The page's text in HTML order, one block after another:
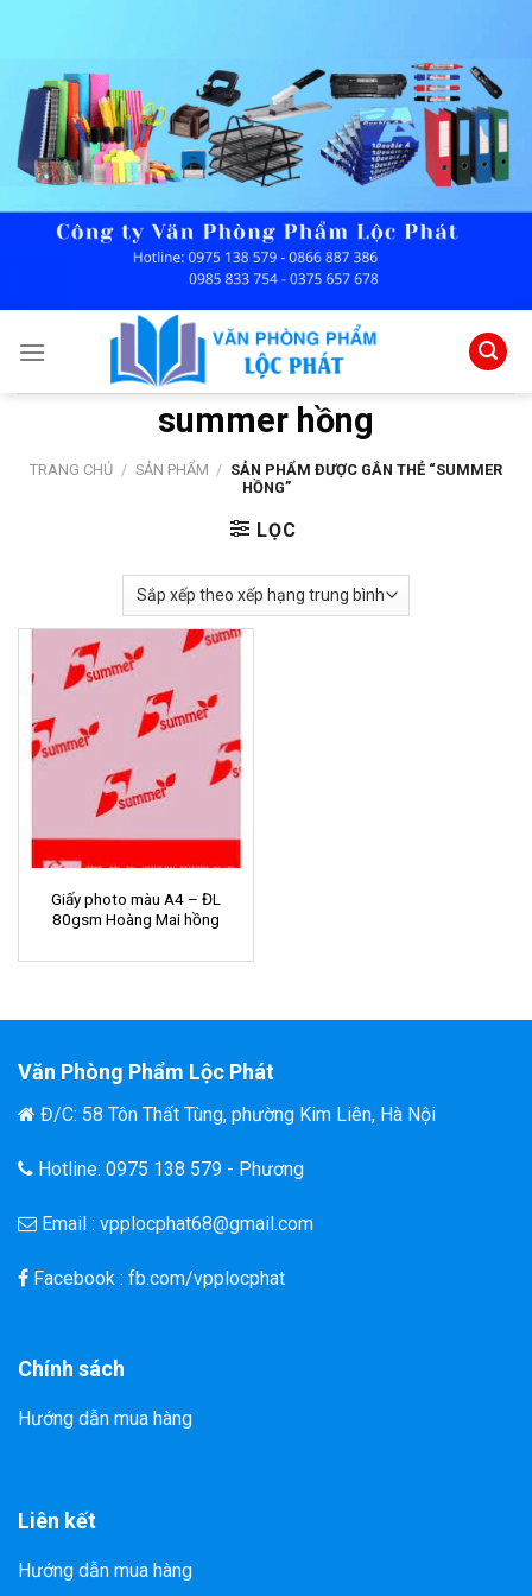
content
summer hồng
TRANG CHỦ / SẢN PHẨM / SẢN PHẨM ĐƯỢC GẮN THẺ “SUMMER
HỒNG”
LỌC
Giấy photo màu A4 – ĐL
80gsm Hoàng Mai hồng
Văn Phòng Phẩm Lộc Phát
Đ/C: 58 Tôn Thất Tùng, phường Kim Liên, Hà Nội
Hotline: 0975 138 579 - Phương
Email : vpplocphat68@gmail.com
Facebook : fb.com/vpplocphat
Chính sách
Hướng dẫn mua hàng
Liên kết
Hướng dẫn mua hàng